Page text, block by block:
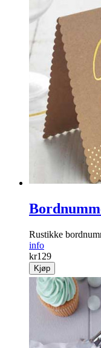
Rustikke
info
kr129
Kjøp